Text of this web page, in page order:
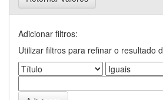
Adicionar filtros:
Utilizar filtros para refinar o resultado